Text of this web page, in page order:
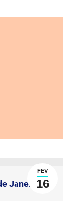
FEV
16
Janeiro